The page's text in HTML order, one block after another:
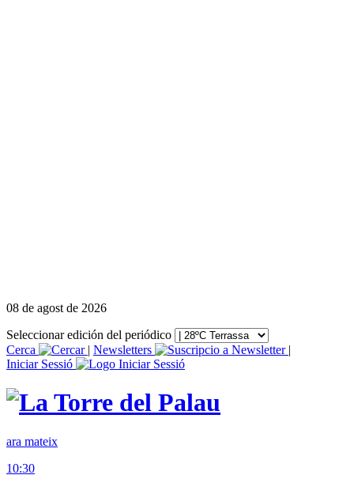
08 de agost de 2026
Seleccionar edición del periódico
Cerca
| Newsletters
|
Iniciar Sessió
ara mateix
10:30